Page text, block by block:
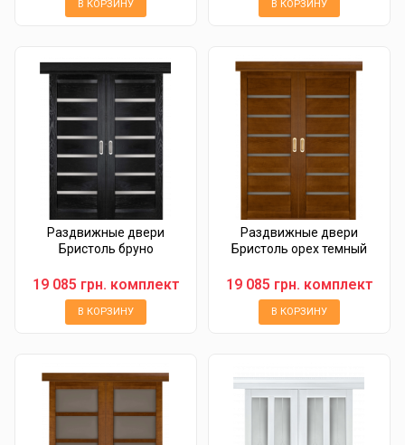
В КОРЗИНУ В КОРЗИНУ
Раздвижные двери
Бристоль бруно
19 085 грн. комплект
В КОРЗИНУ
Раздвижные двери
Бристоль орех темный
19 085 грн. комплект
В КОРЗИНУ